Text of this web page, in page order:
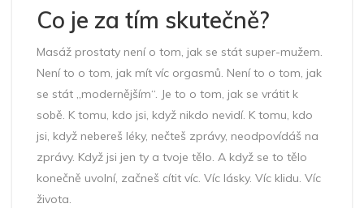
Co je za tím skutečně?
Masáž prostaty není o tom, jak se stát super-mužem.
Není to o tom, jak mít víc orgasmů. Není to o tom, jak
se stát „modernějším“. Je to o tom, jak se vrátit k
sobě. K tomu, kdo jsi, když nikdo nevidí. K tomu, kdo
jsi, když nebereš léky, nečteš zprávy, neodpovídáš na
zprávy. Když jsi jen ty a tvoje tělo. A když se to tělo
konečně uvolní, začneš cítit víc. Víc lásky. Víc klidu. Víc
života.